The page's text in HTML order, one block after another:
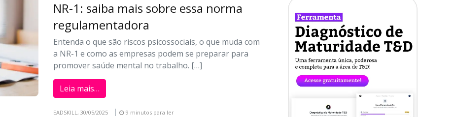
NR-1: saiba mais sobre essa norma
regulamentadora
Entenda o que são riscos psicossociais, o que muda com
a NR-1 e como as empresas podem se preparar para
promover saúde mental no trabalho. […]
Leia mais…
EADSKILL,30/05/2025 9 minutos para ler